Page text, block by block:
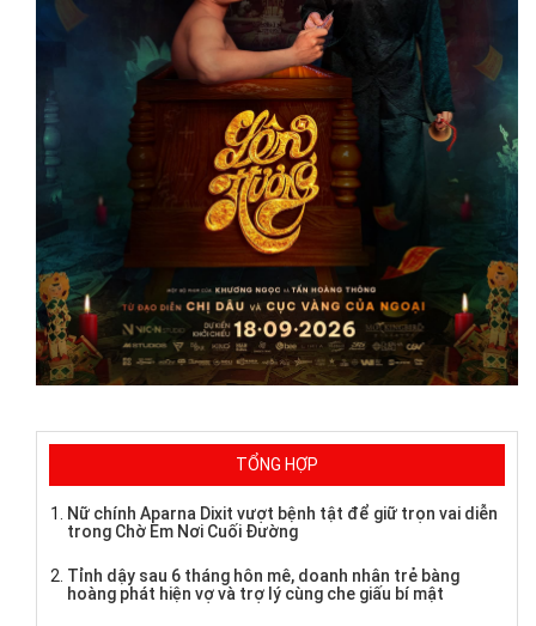
TỔNG HỢP
Nữ chính Aparna Dixit vượt bệnh tật để giữ trọn vai diễn
trong Chờ Em Nơi Cuối Đường
Tỉnh dậy sau 6 tháng hôn mê, doanh nhân trẻ bàng
hoàng phát hiện vợ và trợ lý cùng che giấu bí mật